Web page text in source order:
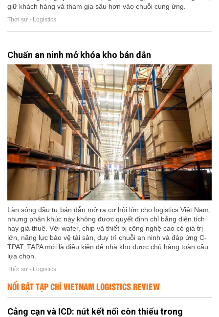
giữ khách hàng và tham gia sâu hơn vào chuỗi cung ứng.
Thời sự - Logistics
Chuẩn an ninh mở khóa kho bán dẫn
Làn sóng đầu tư bán dẫn mở ra cơ hội lớn cho logistics Việt Nam,
nhưng phân khúc này không được quyết định chỉ bằng diện tích
hay giá thuê. Với wafer, chip và thiết bị công nghệ cao có giá trị
lớn, năng lực bảo vệ tài sản, duy trì chuỗi an ninh và đáp ứng C-
TPAT, TAPA mới là điều kiện để nhà kho được chủ hàng toàn cầu
lựa chọn.
Thời sự - Logistics
NỔI BẬT TẠP CHÍ VIETNAM LOGISTICS REVIEW
Cảng cạn và ICD: nút kết nối còn thiếu trong